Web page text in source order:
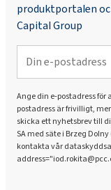
produktportalen
Capital Group
Ange din e-postadress
postadress är frivilligt,
skicka ett nyhetsbrev till
SA med säte i Brzeg
kontakta vår